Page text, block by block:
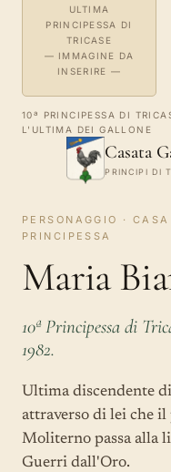
ULTIMA
PRINCIPESSA DI
TRICASE
— IMMAGINE DA
INSERIRE —
10ª PRINCIPESSA DI
L'ULTIMA DEI GALLONE
Casata
PRINCIPI DI
PERSONAGGIO ·
PRINCIPESSA
Maria
10ª Principessa di
1982.
Ultima discendente
attraverso di lei che
Moliterno passa alla
Guerri dall'Oro.